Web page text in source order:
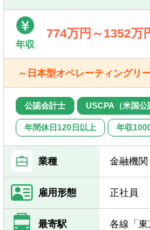
年収
774万円～1352万
～日本型オペレーティングリ
公認会計士 USCPA（米国公
年間休日120日以上 年収
業種 金融機
雇用形態 正社員
最寄駅 各線「